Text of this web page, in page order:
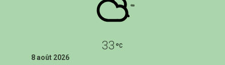
33
8 août 2026